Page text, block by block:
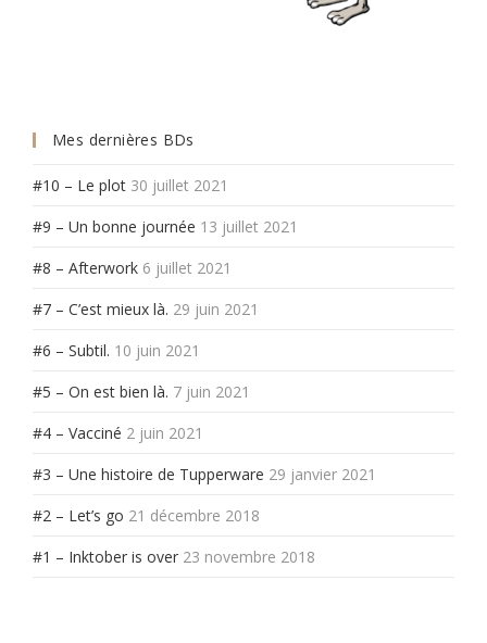
Mes dernières BDs
#10 – Le plot 30 juillet 2021
#9 – Un bonne journée 13 juillet 2021
#8 – Afterwork 6 juillet 2021
#7 – C’est mieux là. 29 juin 2021
#6 – Subtil. 10 juin 2021
#5 – On est bien là. 7 juin 2021
#4 – Vacciné 2 juin 2021
#3 – Une histoire de Tupperware 29 janvier 2021
#2 – Let’s go 21 décembre 2018
#1 – Inktober is over 23 novembre 2018